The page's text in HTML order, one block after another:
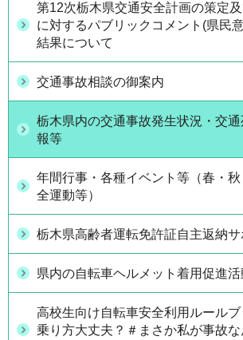
第12次栃木県交通安全計画の策定
に対するパブリックコメント(県民
結果について
交通事故相談の御案内
栃木県内の交通事故発生状況・交
報等
年間行事・各種イベント等（春・
全運動等）
栃木県高齢者運転免許証自主返納
県内の自転車ヘルメット着用促進活
高校生向け自転車安全利用ルール
乗り方大丈夫？＃まさか私が事故